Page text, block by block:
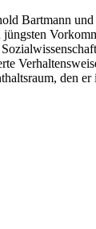
Bartmann
den